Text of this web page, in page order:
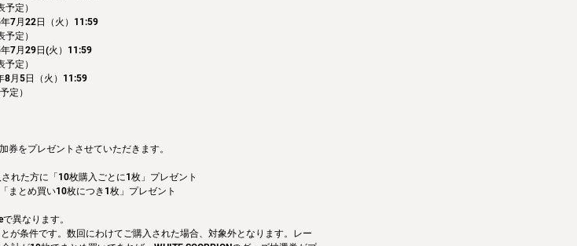
定）
7月22日（火）11:59
定）
7月29日(火）11:59
定）
8月5日（火）11:59
定）
券をプレゼントさせていただきます。
れた方に「10枚購入ごとに1枚」プレゼント
まとめ買い10枚につき1枚」プレゼント
異なります。
が条件です。数回にわけてご購入された場合、対象外となります。レー